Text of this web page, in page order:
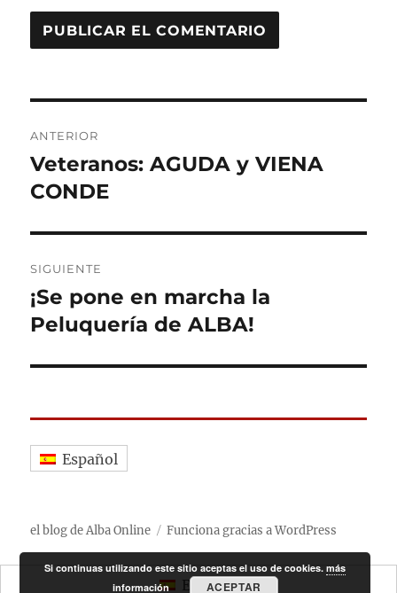
de
entradas
ANTERIOR
Entrada
anterior:
Veteranos: AGUDA y VIENA
CONDE
SIGUIENTE
Entrada
siguiente:
¡Se pone en marcha la
Peluquería de ALBA!
Español
el blog de Alba Online Funciona gracias a WordPress
Español
Si continuas utilizando este sitio aceptas el uso de cookies.más
información
ACEPTAR